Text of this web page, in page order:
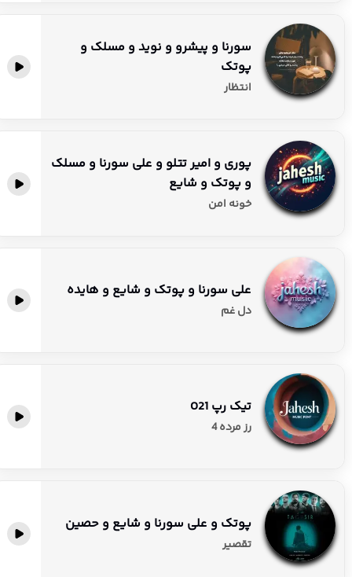
سورنا و پیشرو و نوید و مسلک و
پوتک
انتظار
پوری و امیر تتلو و علی سورنا و مسلک
و پوتک و شایع
خونه امن
علی سورنا و پوتک و شایع و هایده
دل غم
تیک رپ 021
رز مرده 4
پوتک و علی سورنا و شایع و حصین
تقصیر